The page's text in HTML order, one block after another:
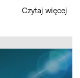
Czytaj więcej